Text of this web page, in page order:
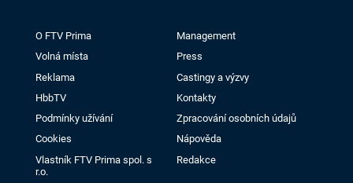
O FTV Prima
Management
Volná místa
Press
Reklama
Castingy a výzvy
HbbTV
Kontakty
Podmínky užívání
Zpracování osobních údajů
Cookies
Nápověda
Vlastník FTV Prima spol. s
r.o.
Redakce